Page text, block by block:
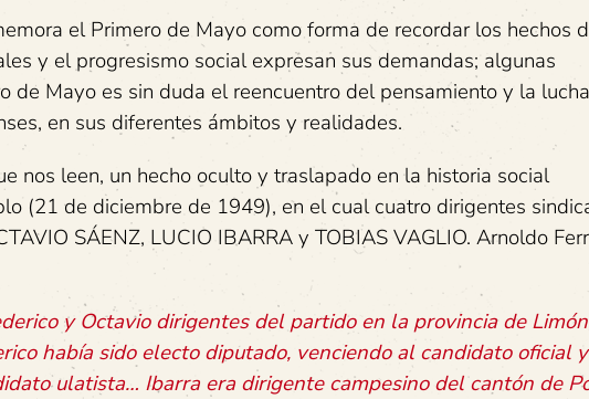
el Primero de Mayo como forma de recordar los hechos
y el progresismo social expresan sus demandas; algunas
de Mayo es sin duda el reencuentro del pensamiento y la lucha
en sus diferentes ámbitos y realidades.
nos leen, un hecho oculto y traslapado en la historia social
(21 de diciembre de 1949), en el cual cuatro dirigentes
SÁENZ, LUCIO IBARRA y TOBIAS VAGLIO. Arnoldo
y Octavio dirigentes del partido en la provincia de
había sido electo diputado, venciendo al candidato oficial
ulatista… Ibarra era dirigente campesino del cantón de